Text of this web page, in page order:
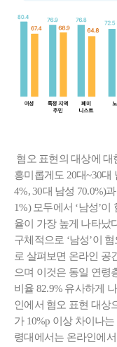
혐오 표현의 대상에 대
흥미롭게도 20대~30대
4%, 30대 남성 70.0%)
1%) 모두에서 ‘남성’
율이 가장 높게 나타났
구체적으로 ‘남성’이
로 살펴보면 온라인 공
으며 이것은 동일 연령
비율 82.9% 유사하게
인에서 혐오 표현 대상
가 10%p 이상 차이나
령대에서는 온라인에서